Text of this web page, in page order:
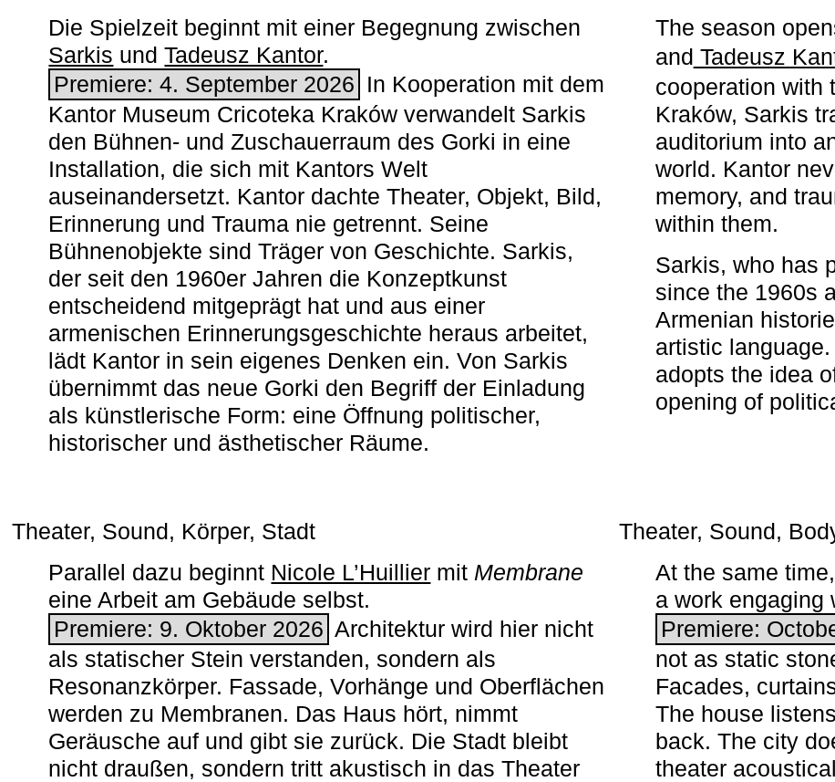
Die Spielzeit beginnt mit einer Begegnung zwischen
Sarkis undTadeusz Kantor.
Premiere: 4. September 2026 In Kooperation mit dem
Kantor Museum Cricoteka Kraków verwandelt Sarkis
den Bühnen- und Zuschauerraum des Gorki in eine
Installation, die sich mit Kantors Welt
auseinandersetzt. Kantor dachte Theater, Objekt, Bild,
Erinnerung und Trauma nie getrennt. Seine
Bühnenobjekte sind Träger von Geschichte. Sarkis,
der seit den 1960er Jahren die Konzeptkunst
entscheidend mitgeprägt hat und aus einer
armenischen ­Erinnerungsgeschichte heraus arbeitet,
lädt Kantor in sein eigenes Denken ein. Von Sarkis
übernimmt das neue Gorki den Begriff der Einladung
als künstlerische Form: eine Öffnung politischer,
historischer und ästhetischer Räume.
The season
and Tadeusz
cooperation with
Kraków, Sarkis
auditorium into
world. Kantor
memory, and
within them.
Sarkis, who has
since the 1960s
Armenian
artistic
adopts the idea
opening of
Theater, Sound, Körper, Stadt
Parallel dazu beginnt Nicole L’Huillier mit ­ Membrane
eine Arbeit am Gebäude selbst.
Premiere: 9. Oktober 2026 Architektur wird hier nicht
als statischer Stein verstanden, sondern als
Resonanzkörper. Fassade, Vorhänge und Oberflächen
werden zu Membranen. Das Haus hört, nimmt
Geräusche auf und gibt sie zurück. Die Stadt bleibt
nicht draußen, sondern tritt akustisch in das Theater
Theater, Sound,
At the same time,
a work engaging
Premiere:
not as static
Facades,
The house
back. The city
theater